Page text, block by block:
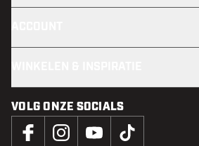
VOLG ONZE SOCIALS